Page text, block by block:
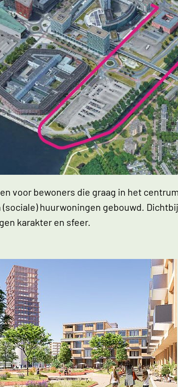
voor bewoners die graag in het
(sociale) huurwoningen gebouwd.
karakter en sfeer.